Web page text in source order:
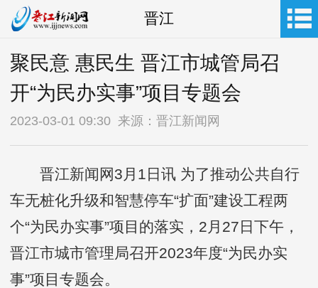
晋江
聚民意 惠民生 晋江市城管局召
开“为民办实事”项目专题会
2023-03-01 09:30 来源：晋江新闻网
晋江新闻网3月1日讯 为了推动公共自行
车无桩化升级和智慧停车“扩面”建设工程两
个“为民办实事”项目的落实，2月27日下午，
晋江市城市管理局召开2023年度“为民办实
事”项目专题会。